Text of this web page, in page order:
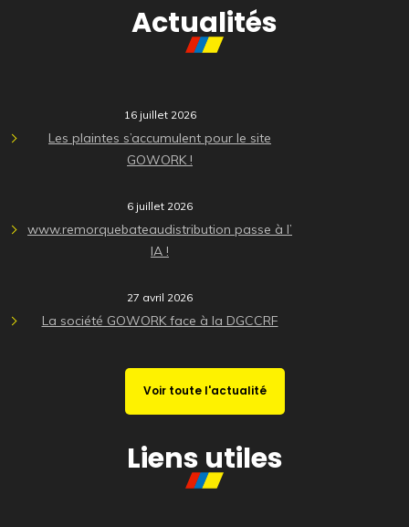
Actualités
16 juillet 2026
Les plaintes s’accumulent pour le site
GOWORK !
6 juillet 2026
www.remorquebateaudistribution passe à l’
IA !
27 avril 2026
La société GOWORK face à la DGCCRF
Voir toute l'actualité
Liens utiles